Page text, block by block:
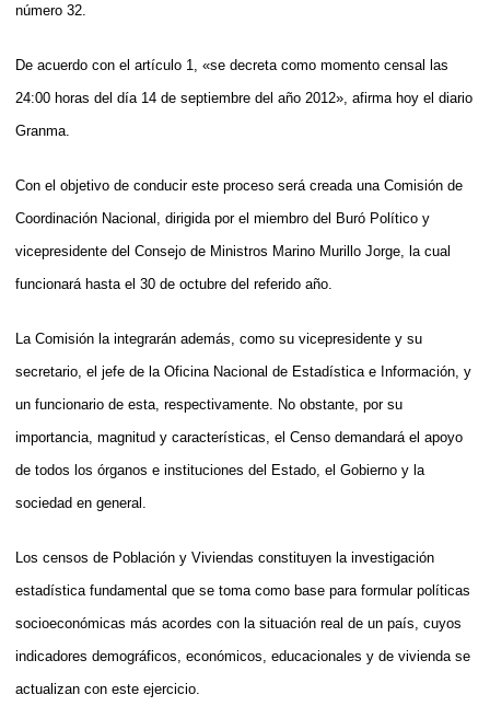
número 32.
De acuerdo con el artículo 1, «se decreta como momento censal las
24:00 horas del día 14 de septiembre del año 2012», afirma hoy el diario
Granma.
Con el objetivo de conducir este proceso será creada una Comisión de
Coordinación Nacional, dirigida por el miembro del Buró Político y
vicepresidente del Consejo de Ministros Marino Murillo Jorge, la cual
funcionará hasta el 30 de octubre del referido año.
La Comisión la integrarán además, como su vicepresidente y su
secretario, el jefe de la Oficina Nacional de Estadística e Información, y
un funcionario de esta, respectivamente. No obstante, por su
importancia, magnitud y características, el Censo demandará el apoyo
de todos los órganos e instituciones del Estado, el Gobierno y la
sociedad en general.
Los censos de Población y Viviendas constituyen la investigación
estadística fundamental que se toma como base para formular políticas
socioeconómicas más acordes con la situación real de un país, cuyos
indicadores demográficos, económicos, educacionales y de vivienda se
actualizan con este ejercicio.